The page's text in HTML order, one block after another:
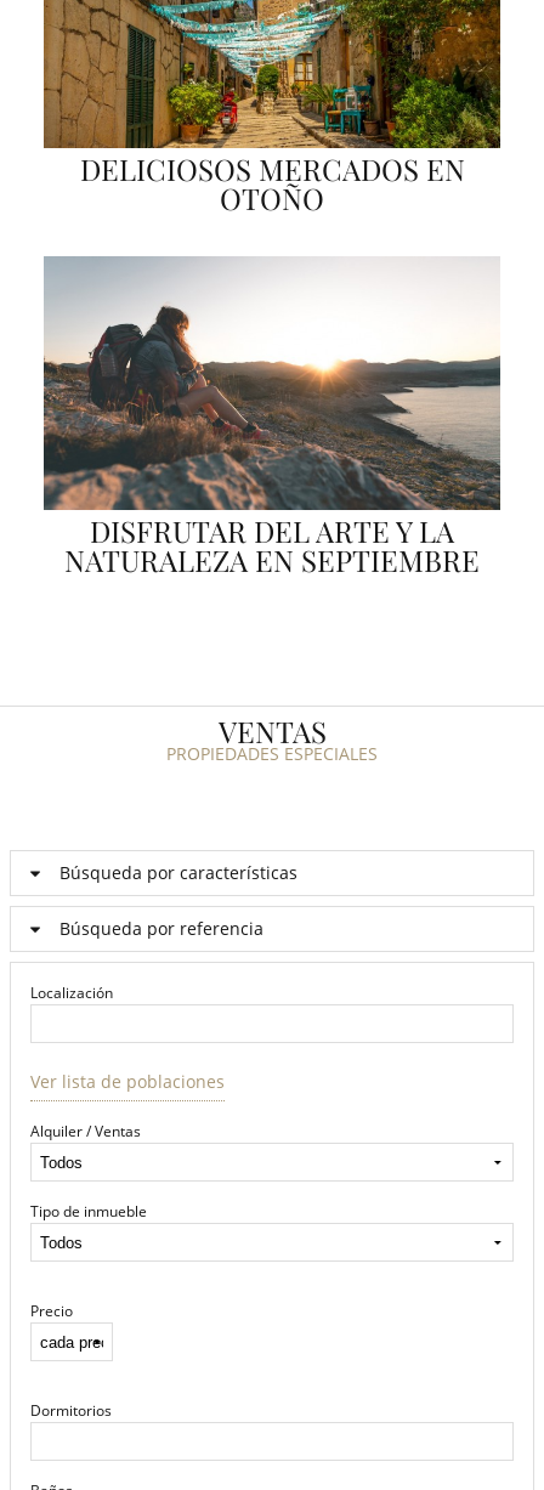
DELICIOSOS MERCADOS EN
OTOÑO
DISFRUTAR DEL ARTE Y LA
NATURALEZA EN SEPTIEMBRE
VENTAS
PROPIEDADES ESPECIALES
Búsqueda por características
Búsqueda por referencia
Localización
Ver lista de poblaciones
Alquiler / Ventas
Tipo de inmueble
Precio
Dormitorios